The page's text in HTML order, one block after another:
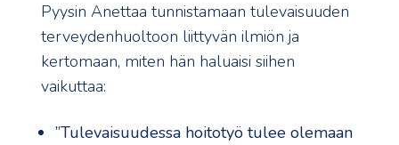
Pyysin Anettaa tunnistamaan tulevaisuuden
terveydenhuoltoon liittyvän ilmiön ja
kertomaan, miten hän haluaisi siihen
vaikuttaa:
”Tulevaisuudessa hoitotyö tulee olemaan